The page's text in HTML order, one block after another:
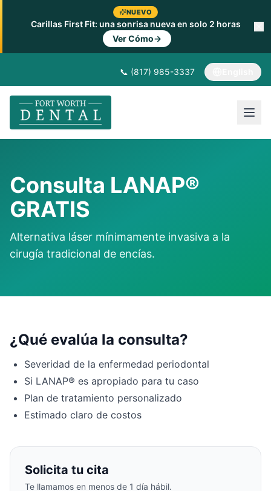
NUEVO
Carillas First Fit: una sonrisa nueva en solo 2 horas
Ver Cómo→
📞 (817) 985-3337
Consulta LANAP®
GRATIS
Alternativa láser mínimamente invasiva a la
cirugía tradicional de encías.
¿Qué evalúa la consulta?
Severidad de la enfermedad periodontal
Si LANAP® es apropiado para tu caso
Plan de tratamiento personalizado
Estimado claro de costos
Solicita tu cita
Te llamamos en menos de 1 día hábil.